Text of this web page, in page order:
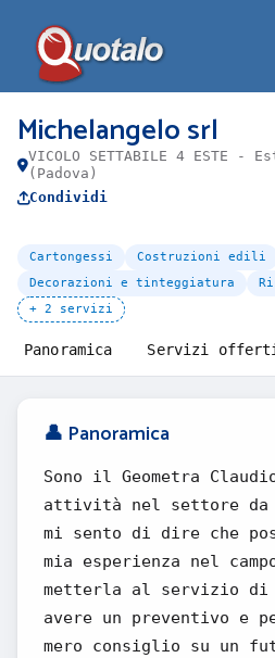
Michelangelo srl
VICOLO SETTABILE 4 ESTE -
(Padova)
Condividi
Cartongessi
Costruzioni edili
Decorazioni e tinteggiatura
+ 2 servizi
Panoramica Servizi offerti
👤 Panoramica
Sono il Geometra
attività nel settore da
mi sento di dire che
mia esperienza nel
metterla al servizio di
avere un preventivo e
mero consiglio su un